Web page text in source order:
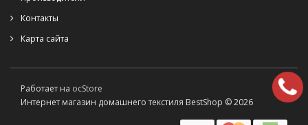
Контакты
Карта сайта
Работает на ocStore
Интернет магазин домашнего текстиля BestShop © 2026